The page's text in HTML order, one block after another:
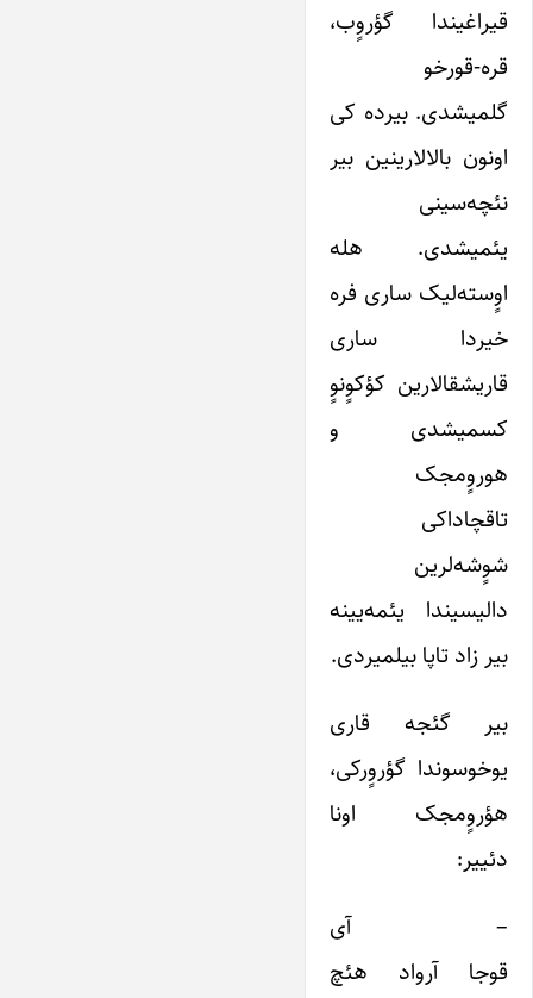
قیراغیندا گؤروٍب،
قره-قورخو
گلمیشدی. بیرده کی
اونون بالالارینین بیر
نئچه‌سینی
یئمیشدی. هله
اوٍسته‌لیک ساری فره
خیردا ساری
قاریشقالارین کؤکوٍنوٍ
کسمیشدی و
هوروٍمجک
تاقچاداکی
شوٍشه‌لرین
دالیسیندا یئمه‌یینه
بیر زاد تاپا بیلمیردی.
بیر گئجه قاری
یوخوسوندا گؤروٍرکی،
هؤروٍمجک اونا
دئییر:
– آی
قوجا آرواد هئچ